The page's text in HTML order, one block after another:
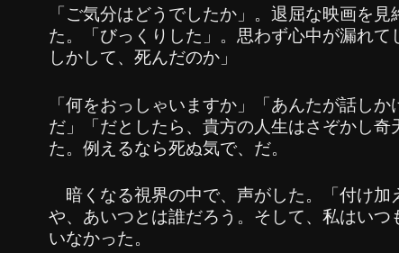
「ご気分はどうでしたか」。退屈な映画を
た。「びっくりした」。思わず心中が漏れ
しかして、死んだのか」
「何をおっしゃいますか」「あんたが話し
だ」「だとしたら、貴方の人生はさぞかし
た。例えるなら死ぬ気で、だ。
暗くなる視界の中で、声がした。「付け
や、あいつとは誰だろう。そして、私はい
いなかった。